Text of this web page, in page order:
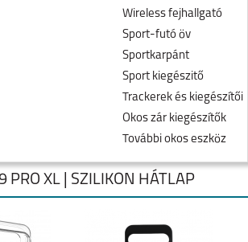
Wireless fejhallgató
Sport-futó öv
Sportkarpánt
Sport kiegészitő
Trackerek és kiegészítői
Okos zár kiegészítők
További okos eszköz
PRO XL | SZILIKON HÁTLAP